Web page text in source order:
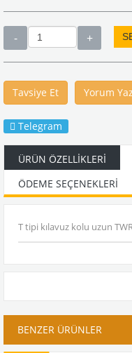
Tavsiye Et Yorum Yaz
Telegram
ÜRÜN ÖZELLIKLERI
ÖDEME SEÇENEKLERI
T tipi kılavuz kolu uzun
BENZER ÜRÜNLER